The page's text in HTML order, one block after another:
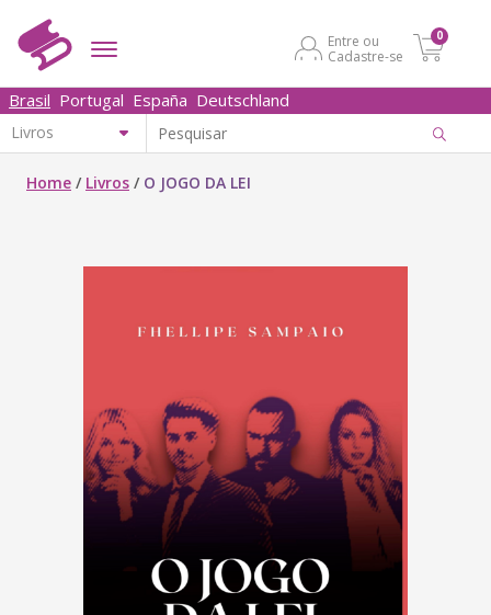
Entre ou
Cadastre-se
0
Brasil Portugal España Deutschland
Home / Livros / O JOGO DA LEI